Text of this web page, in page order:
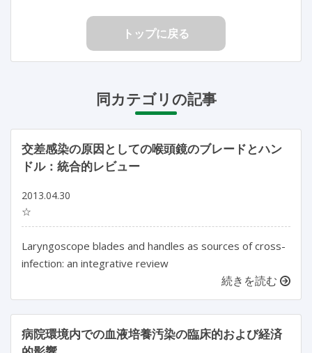
トップに戻る
同カテゴリの記事
交差感染の原因としての喉頭鏡のブレードとハン
ドル：統合的レビュー
2013.04.30
☆
Laryngoscope blades and handles as sources of cross-
infection: an integrative review
続きを読む
病院環境内での血液培養汚染の臨床的および経済